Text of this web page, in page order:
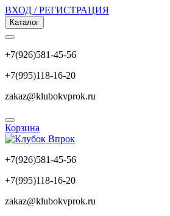
ВХОД / РЕГИСТРАЦИЯ
Каталог
+7(926)581-45-56
+7(995)118-16-20
zakaz@klubokvprok.ru
Корзина
+7(926)581-45-56
+7(995)118-16-20
zakaz@klubokvprok.ru